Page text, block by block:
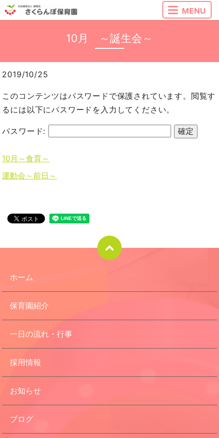
MENU
10月 ～誕生会～
2019/10/25
このコンテンツはパスワードで保護されています。閲覧す
るには以下にパスワードを入力してください。
パスワード:
10月～食育～
運動会～前日～
ホーム
保育園紹介
一日の流れ・行事
採用情報
お知らせ
ブログ